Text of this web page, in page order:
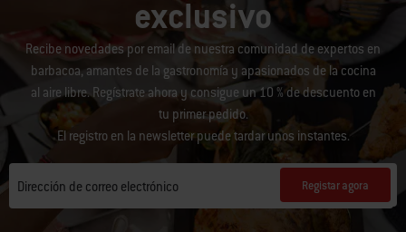
exclusivo
Recibe novedades por email de nuestra comunidad de expertos en
barbacoa, amantes de la gastronomía y apasionados de la cocina
al aire libre. Regístrate ahora y consigue un 10 % de descuento en
tu primer pedido.
El registro en la newsletter puede tardar unos instantes.
Dirección de correo electrónico Registar agora